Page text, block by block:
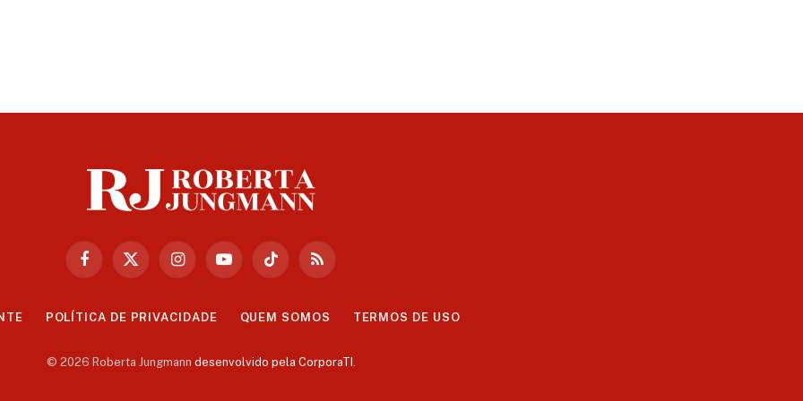
Facebook
X
InstagramYouTubeTikTok RSS
POLÍTICA DE PRIVACIDADE QUEM SOMOS TERMOS DE USO
© 2026 Roberta Jungmann desenvolvido pela CorporaTI .